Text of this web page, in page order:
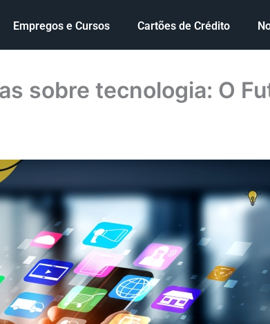
Empregos e Cursos Cartões de Crédito
sobre tecnologia: O